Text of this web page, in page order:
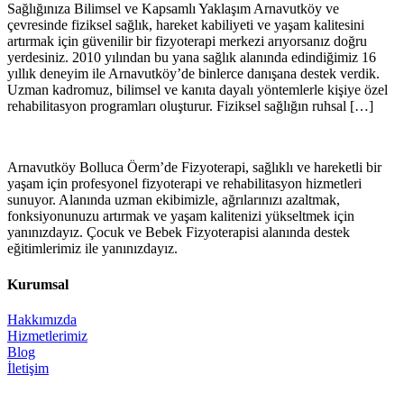
Sağlığınıza Bilimsel ve Kapsamlı Yaklaşım Arnavutköy ve
çevresinde fiziksel sağlık, hareket kabiliyeti ve yaşam kalitesini
artırmak için güvenilir bir fizyoterapi merkezi arıyorsanız doğru
yerdesiniz. 2010 yılından bu yana sağlık alanında edindiğimiz 16
yıllık deneyim ile Arnavutköy’de binlerce danışana destek verdik.
Uzman kadromuz, bilimsel ve kanıta dayalı yöntemlerle kişiye özel
rehabilitasyon programları oluşturur. Fiziksel sağlığın ruhsal […]
Arnavutköy Bolluca Öerm’de Fizyoterapi, sağlıklı ve hareketli bir
yaşam için profesyonel fizyoterapi ve rehabilitasyon hizmetleri
sunuyor. Alanında uzman ekibimizle, ağrılarınızı azaltmak,
fonksiyonunuzu artırmak ve yaşam kalitenizi yükseltmek için
yanınızdayız. Çocuk ve Bebek Fizyoterapisi alanında destek
eğitimlerimiz ile yanınızdayız.
Kurumsal
Hakkımızda
Hizmetlerimiz
Blog
İletişim